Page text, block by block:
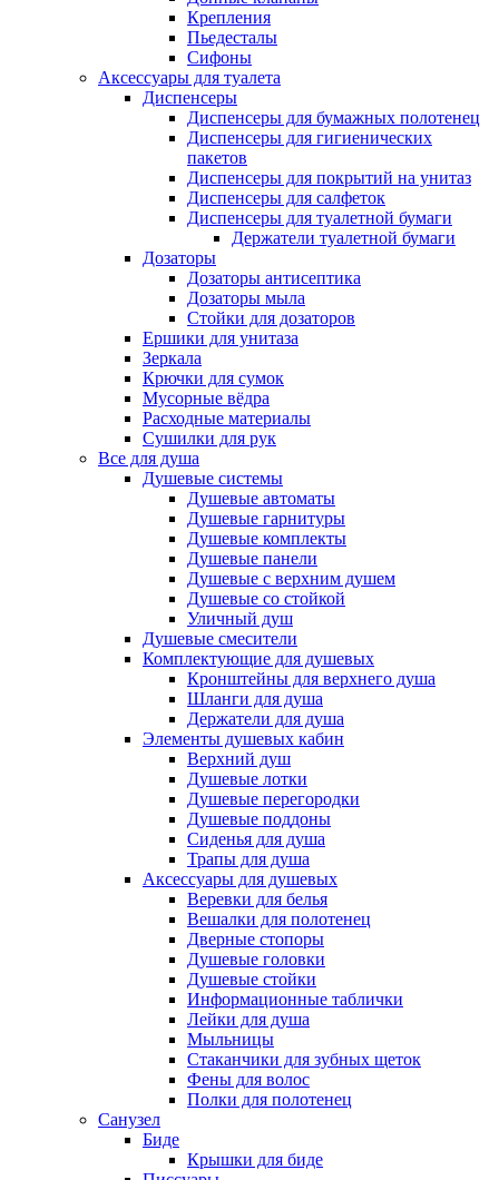
Крепления
Пьедесталы
Сифоны
Аксессуары для туалета
Диспенсеры
Диспенсеры для бумажных полотенец
Диспенсеры для гигиенических
пакетов
Диспенсеры для покрытий на унитаз
Диспенсеры для салфеток
Диспенсеры для туалетной бумаги
Держатели туалетной бумаги
Дозаторы
Дозаторы антисептика
Дозаторы мыла
Стойки для дозаторов
Ершики для унитаза
Зеркала
Крючки для сумок
Мусорные вёдра
Расходные материалы
Сушилки для рук
Все для душа
Душевые системы
Душевые автоматы
Душевые гарнитуры
Душевые комплекты
Душевые панели
Душевые с верхним душем
Душевые со стойкой
Уличный душ
Душевые смесители
Комплектующие для душевых
Кронштейны для верхнего душа
Шланги для душа
Держатели для душа
Элементы душевых кабин
Верхний душ
Душевые лотки
Душевые перегородки
Душевые поддоны
Сиденья для душа
Трапы для душа
Аксессуары для душевых
Веревки для белья
Вешалки для полотенец
Дверные стопоры
Душевые головки
Душевые стойки
Информационные таблички
Лейки для душа
Мыльницы
Стаканчики для зубных щеток
Фены для волос
Полки для полотенец
Санузел
Биде
Крышки для биде